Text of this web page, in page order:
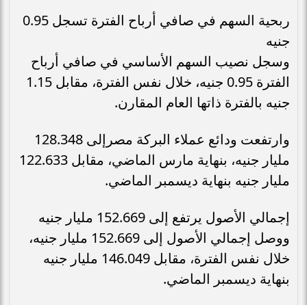
ربحية السهم في صافي أرباح الفترة تسجل 0.95
جنيه
وسجل نصيب السهم الأساسي في صافي أرباح
الفترة 0.95 جنيه، خلال نفس الفترة، مقابل 1.15
جنيه بالفترة ذاتها العام المقارن.
وارتفعت ودائع عملاء البركة مصرإلى 128.348
مليار جنيه، بنهاية مارس الماضي، مقابل 122.633
مليار جنيه بنهاية ديسمبر الماضي.
إجمالي الأصول يرتفع إلى 152.669 مليار جنيه
ووصل إجمالي الأصول إلى 152.669 مليار جنيه،
خلال نفس الفترة، مقابل 146.049 مليار جنيه
بنهاية ديسمبر الماضي.